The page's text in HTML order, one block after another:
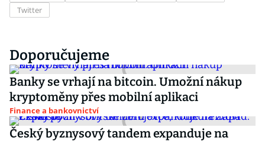
Twitter
Doporučujeme
Banky se vrhají na bitcoin. Umožní nákup
kryptoměny přes mobilní aplikaci
Finance a bankovnictví
Český byznysový tandem expanduje na